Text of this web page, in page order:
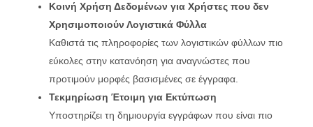
Κοινή Χρήση Δεδομένων για Χρήστες που δεν
Χρησιμοποιούν Λογιστικά Φύλλα
Καθιστά τις πληροφορίες των λογιστικών φύλλων πιο
εύκολες στην κατανόηση για αναγνώστες που
προτιμούν μορφές βασισμένες σε έγγραφα.
Τεκμηρίωση Έτοιμη για Εκτύπωση
Υποστηρίζει τη δημιουργία εγγράφων που είναι πιο